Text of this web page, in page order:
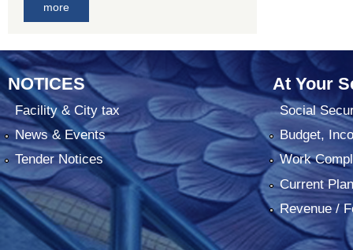
more
NOTICES
Facility & City tax
News & Events
Tender Notices
At Your
Social
Budget,
Work
Current Plan
Revenue /